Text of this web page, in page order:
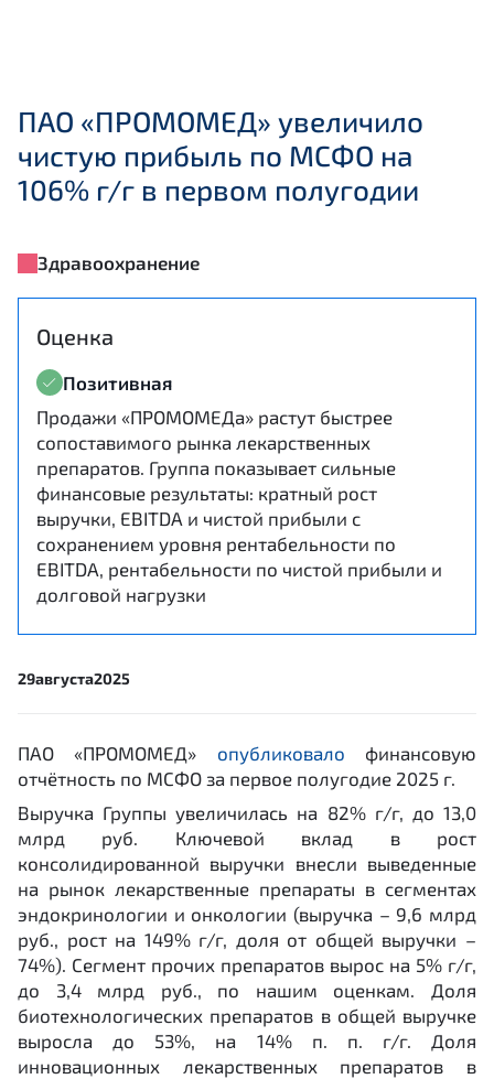
ПАО «ПРОМОМЕД» увеличило
чистую прибыль по МСФО на
106% г/г в первом полугодии
Здравоохранение
Оценка
Позитивная
Продажи «ПРОМОМЕДа» растут быстрее
сопоставимого рынка лекарственных
препаратов. Группа показывает сильные
финансовые результаты: кратный рост
выручки, EBITDA и чистой прибыли с
сохранением уровня рентабельности по
EBITDA, рентабельности по чистой прибыли и
долговой нагрузки
29августа2025
ПАО «ПРОМОМЕД» опубликовало финансовую
отчётность по МСФО за первое полугодие 2025 г.
Выручка Группы увеличилась на 82% г/г, до 13,0
млрд руб. Ключевой вклад в рост
консолидированной выручки внесли выведенные
на рынок лекарственные препараты в сегментах
эндокринологии и онкологии (выручка – 9,6 млрд
руб., рост на 149% г/г, доля от общей выручки –
74%). Сегмент прочих препаратов вырос на 5% г/г,
до 3,4 млрд руб., по нашим оценкам. Доля
биотехнологических препаратов в общей выручке
выросла до 53%, на 14% п. п. г/г. Доля
инновационных лекарственных препаратов в